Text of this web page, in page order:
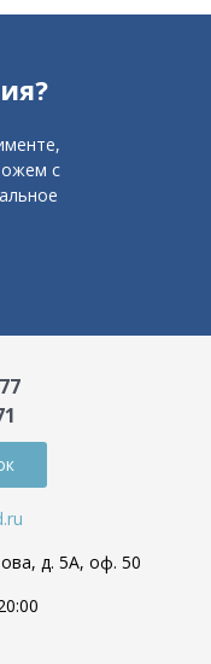
с
д. 5А, оф. 50